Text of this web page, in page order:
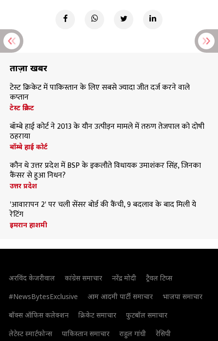
ताज़ा खबरें
टेस्ट क्रिकेट में पाकिस्तान के लिए सबसे ज्यादा जीत दर्ज करने वाले
कप्तान
टेस्ट क्रिकेट
बॉम्बे हाई कोर्ट ने 2013 के यौन उत्पीड़न मामले में तरुण तेजपाल को दोषी
ठहराया
बॉम्बे हाई कोर्ट
कौन थे उत्तर प्रदेश में BSP के इकलौते विधायक उमाशंकर सिंह, जिनका
कैंसर से हुआ निधन?
उत्तर प्रदेश
'आवारापन 2' पर चली सेंसर बोर्ड की कैंची, 9 बदलाव के बाद मिली ये
रेटिंग
इमरान हाशमी
अरविंद केजरीवाल कांग्रेस समाचार नरेंद्र मोदी
ट्रैवल टिप्स
#NewsBytesExclusive
आम आदमी पार्टी समाचार
भाजपा समाचार
बॉक्स ऑफिस कलेक्शन
क्रिकेट समाचार
फुटबॉल समाचार
लेटेस्ट स्मार्टफोन्स
पाकिस्तान समाचार राहुल गांधी रेसिपी